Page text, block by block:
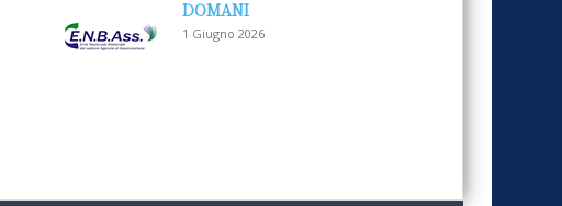
DOMANI
1 Giugno 2026